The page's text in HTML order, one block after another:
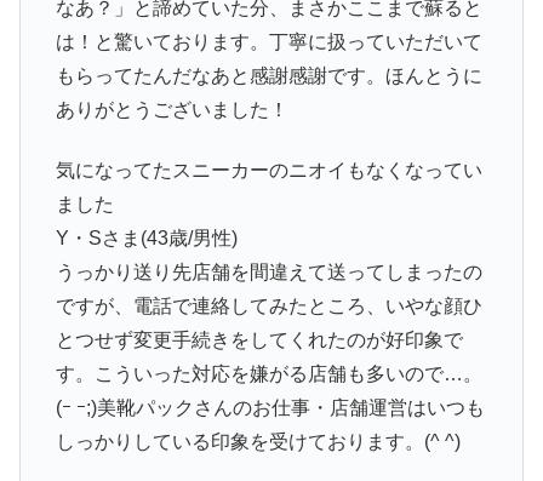
なあ？」と諦めていた分、まさかここまで蘇ると
は！と驚いております。丁寧に扱っていただいて
もらってたんだなあと感謝感謝です。ほんとうに
ありがとうございました！
気になってたスニーカーのニオイもなくなってい
ました
Y・Sさま(43歳/男性)
うっかり送り先店舗を間違えて送ってしまったの
ですが、電話で連絡してみたところ、いやな顔ひ
とつせず変更手続きをしてくれたのが好印象で
す。こういった対応を嫌がる店舗も多いので…。
(ｰ ｰ;)美靴パックさんのお仕事・店舗運営はいつも
しっかりしている印象を受けております。(^ ^)